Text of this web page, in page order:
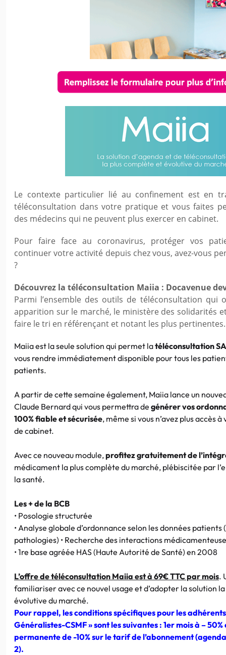
Le contexte particulier lié au confinement est en
téléconsultation dans votre pratique et vous faites
des médecins qui ne peuvent plus exercer en cabinet.
Pour faire face au coronavirus, protéger vos
continuer votre activité depuis chez vous, avez-vous
?
Découvrez la téléconsultation Maiia : Docavenue
Parmi l’ensemble des outils de téléconsultation qui
apparition sur le marché, le ministère des solidarités
faire le tri en référençant et notant les plus pertinentes.
Maiia est la seule solution qui permet latéléconsultation
vous rendre immédiatement disponible pour tous les
patients.
A partir de cette semaine également, Maiia lance un
Claude Bernard qui vous permettra de générer vos
100% fiable et sécurisée, même si vous n’avez plus accès
de cabinet.
Avec ce nouveau module,profitez gratuitement de
médicament la plus complète du marché, plébiscitée par
la santé.
Les + de la BCB
• Posologie structurée
• Analyse globale d’ordonnance selon les données
pathologies) • Recherche des interactions
• 1re base agréée HAS (Haute Autorité de Santé) en 2008
L’offre de téléconsultation Maiia est à 69€ TTC par mois.
familiariser avec ce nouvel usage et d’adopter la solution
évolutive du marché.
Pour rappel, les conditions spécifiques pour les
Généralistes-CSMF » sont les suivantes : 1er mois à –
permanente de -10% sur le tarif de l’abonnement
2).